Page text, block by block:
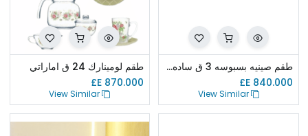
طقم صينيه بسبوسه 3 ق ساده جرانيت الجليل
840.000
E£
View Similar
طقم لومينارك 24 ق اماراتي
870.000
View Similar